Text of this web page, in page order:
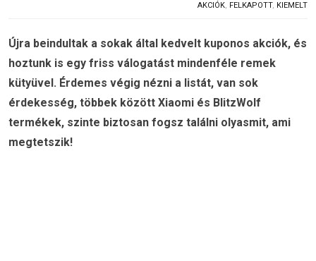
AKCIÓK, FELKAPOTT, KIEMELT
Újra beindultak a sokak által kedvelt kuponos akciók, és
hoztunk is egy friss válogatást mindenféle remek
kütyüvel. Érdemes végig nézni a listát, van sok
érdekesség, többek között Xiaomi és BlitzWolf
termékek, szinte biztosan fogsz találni olyasmit, ami
megtetszik!